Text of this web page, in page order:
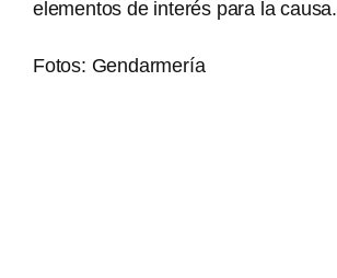
elementos de interés para la causa.
Fotos: Gendarmería